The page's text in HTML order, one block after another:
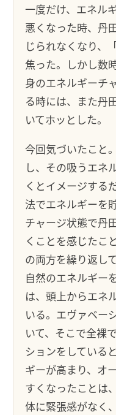
一度だけ、エネル
悪くなった時、丹
じられなくなり、
焦った。しかし数
身のエネルギーチ
る時には、また丹
いてホッとした。
今回気づいたこと
し、その吸うエネ
くとイメージする
法でエネルギーを
チャージ状態で丹
くことを感じたこ
の両方を繰り返し
自然のエネルギー
は、頭上からエネ
いる。エヴァベー
いて、そこで全裸
ションをしている
ギーが高まり、オ
すくなったことは
体に緊張感がなく